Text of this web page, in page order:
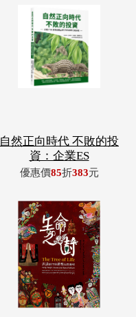
自然正向時代 不敗的投
資：企業ES
優惠價85折383元